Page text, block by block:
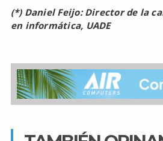
(*) Daniel Feijo: Director de la
en informática, UADE